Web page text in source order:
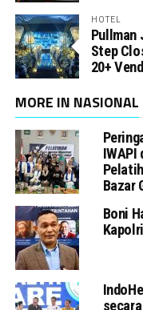
HOTEL
Pullman
Step
20+
MORE IN NASIONAL
IWAPI
Bazar
Boni